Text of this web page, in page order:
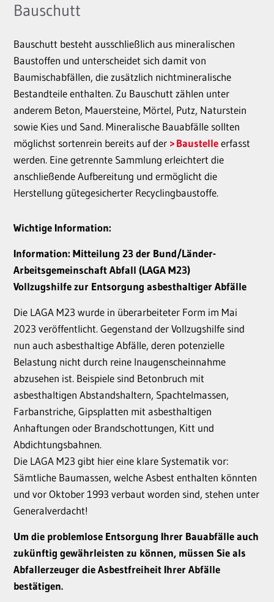
Bauschutt
Bauschutt besteht ausschließlich aus mineralischen
Baustoffen und unterscheidet sich damit von
Baumischabfällen, die zusätzlich nichtmineralische
Bestandteile enthalten. Zu Bauschutt zählen unter
anderem Beton, Mauersteine, Mörtel, Putz, Naturstein
sowie Kies und Sand. Mineralische Bauabfälle sollten
möglichst sortenrein bereits auf der
Baustelleerfasst
werden. Eine getrennte Sammlung erleichtert die
anschließende Aufbereitung und ermöglicht die
Herstellung gütegesicherter Recyclingbaustoffe.
Wichtige Information:
Information: Mitteilung 23 der Bund/Länder-
Arbeitsgemeinschaft Abfall (LAGA M23)
Vollzugshilfe zur Entsorgung asbesthaltiger Abfälle
Die LAGA M23 wurde in überarbeiteter Form im Mai
2023 veröffentlicht. Gegenstand der Vollzugshilfe sind
nun auch asbesthaltige Abfälle, deren potenzielle
Belastung nicht durch reine Inaugenscheinnahme
abzusehen ist. Beispiele sind Betonbruch mit
asbesthaltigen Abstandshaltern, Spachtelmassen,
Farbanstriche, Gipsplatten mit asbesthaltigen
Anhaftungen oder Brandschottungen, Kitt und
Abdichtungsbahnen.
Die LAGA M23 gibt hier eine klare Systematik vor:
Sämtliche Baumassen, welche Asbest enthalten könnten
und vor Oktober 1993 verbaut worden sind, stehen unter
Generalverdacht!
Um die problemlose Entsorgung Ihrer Bauabfälle auch
zukünftig gewährleisten zu können, müssen Sie als
Abfallerzeuger die Asbestfreiheit Ihrer Abfälle
bestätigen.